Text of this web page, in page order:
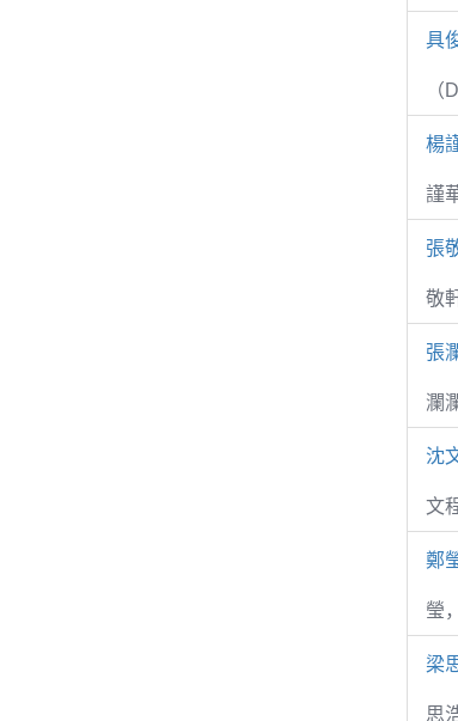
具
（
楊
謹
張
敬
張
瀾
沈
文
鄭
瑩
梁
思